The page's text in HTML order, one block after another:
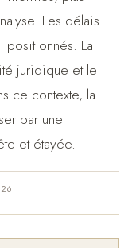
Les délais
positionnés. La
juridique et le
ce contexte, la
par une
et étayée.